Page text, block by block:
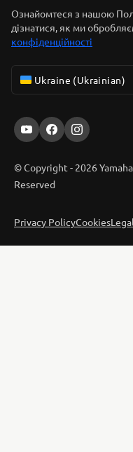
Ознайомтеся з нашою
дізнатися, як ми
конфіденційності
Ukraine (Ukrainian)
© Copyright - 2026
Reserved
Privacy PolicyCookies